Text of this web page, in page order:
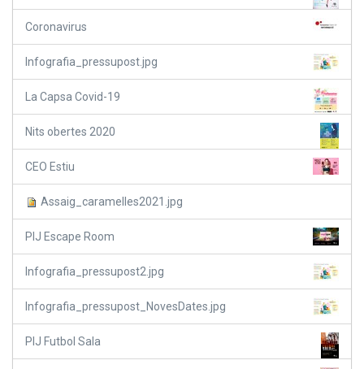
Coronavirus
Infografia_pressupost.jpg
La Capsa Covid-19
Nits obertes 2020
CEO Estiu
Assaig_caramelles2021.jpg
PIJ Escape Room
Infografia_pressupost2.jpg
Infografia_pressupost_NovesDates.jpg
PIJ Futbol Sala